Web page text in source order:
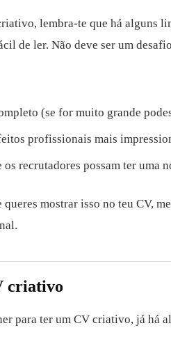
lembra-te que há alguns
de ler. Não deve ser um
(se for muito grande
profissionais mais
recrutadores possam ter uma
queres mostrar isso no teu CV,
criativo
para ter um CV criativo, já há